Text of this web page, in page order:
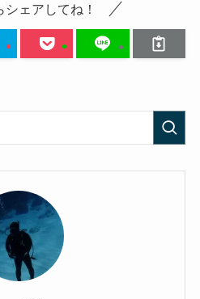
シェアしてね！